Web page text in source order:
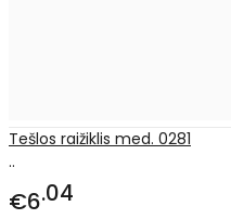
Tešlos raižiklis med. 0281
..
€6 04